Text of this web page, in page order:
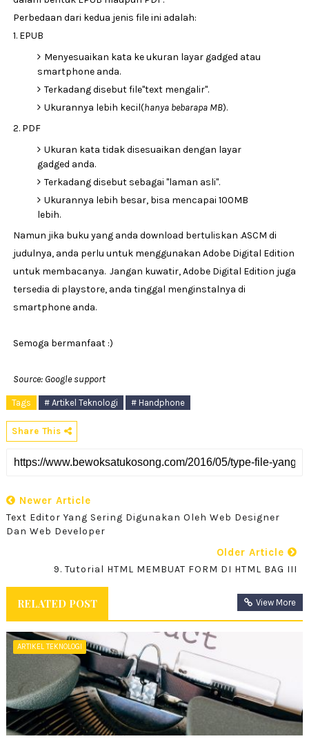
Perbedaan dari kedua jenis file ini adalah:
1. EPUB
Menyesuaikan kata ke ukuran layar gadged atau
smartphone anda.
Terkadang disebut file"text mengalir".
Ukurannya lebih kecil(hanya bebarapa MB).
2. PDF
Ukuran kata tidak disesuaikan dengan layar
gadged anda.
Terkadang disebut sebagai "laman asli".
Ukurannya lebih besar, bisa mencapai 100MB
lebih.
Namun jika buku yang anda download bertuliskan .ASCM di
judulnya, anda perlu untuk menggunakan Adobe Digital Edition
untuk membacanya. Jangan kuwatir, Adobe Digital Edition juga
tersedia di playstore, anda tinggal menginstalnya di
smartphone anda.
Semoga bermanfaat :)
Source: Google support
Tags # Artikel Teknologi # Handphone
Share This
Newer Article
Text Editor Yang Sering Digunakan Oleh Web Designer
Dan Web Developer
Older Article
9. Tutorial HTML MEMBUAT FORM DI HTML BAG III
RELATED POST View More
ARTIKEL TEKNOLOGI